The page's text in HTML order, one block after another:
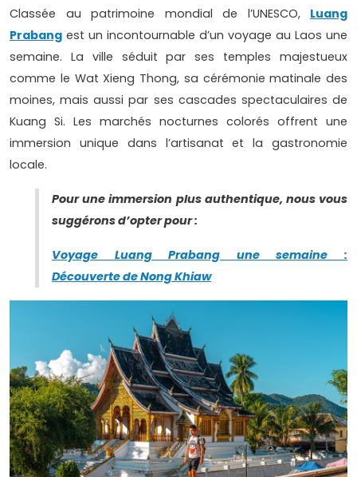
Classée au patrimoine mondial de l’UNESCO, Luang
Prabang est un incontournable d’un voyage au Laos une
semaine. La ville séduit par ses temples majestueux
comme le Wat Xieng Thong, sa cérémonie matinale des
moines, mais aussi par ses cascades spectaculaires de
Kuang Si. Les marchés nocturnes colorés offrent une
immersion unique dans l’artisanat et la gastronomie
locale.
Pour une immersion plus authentique, nous vous
suggérons d’opter pour :
Voyage Luang Prabang une semaine :
Découverte de Nong Khiaw